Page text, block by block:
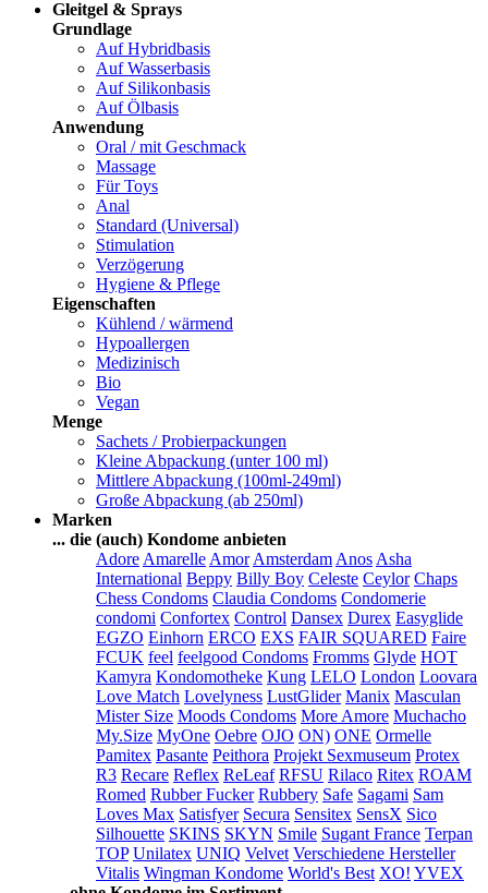
Gleitgel & Sprays
Grundlage
Auf Hybridbasis
Auf Wasserbasis
Auf Silikonbasis
Auf Ölbasis
Anwendung
Oral / mit Geschmack
Massage
Für Toys
Anal
Standard (Universal)
Stimulation
Verzögerung
Hygiene & Pflege
Eigenschaften
Kühlend / wärmend
Hypoallergen
Medizinisch
Bio
Vegan
Menge
Sachets / Probierpackungen
Kleine Abpackung (unter 100 ml)
Mittlere Abpackung (100ml-249ml)
Große Abpackung (ab 250ml)
Marken
... die (auch) Kondome anbieten
Adore Amarelle Amor Amsterdam Anos Asha
International Beppy Billy Boy Celeste Ceylor Chaps
Chess Condoms Claudia Condoms Condomerie
condomi Confortex Control Dansex Durex Easyglide
EGZO Einhorn ERCO EXS FAIR SQUARED Faire
FCUK feel feelgood Condoms Fromms Glyde HOT
Kamyra Kondomotheke Kung LELO London Loovara
Love Match Lovelyness LustGlider Manix Masculan
Mister Size Moods Condoms More Amore Muchacho
My.Size MyOne Oebre OJO ON) ONE Ormelle
Pamitex Pasante Peithora Projekt Sexmuseum Protex
R3 Recare Reflex ReLeaf RFSU Rilaco Ritex ROAM
Romed Rubber Fucker Rubbery Safe Sagami Sam
Loves Max Satisfyer Secura Sensitex SensX Sico
Silhouette SKINS SKYN Smile Sugant France Terpan
TOP Unilatex UNIQ Velvet Verschiedene Hersteller
Vitalis Wingman Kondome World's Best XO! YVEX